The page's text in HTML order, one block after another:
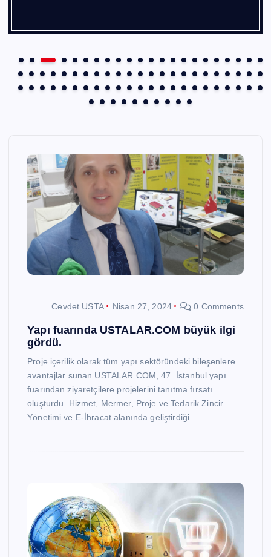
Cevdet USTA Nisan 27, 2024 0 Comments
Yapı fuarında USTALAR.COM büyük ilgi
gördü.
Proje içerilik olarak tüm yapı sektöründeki bileşenlere
avantajlar sunan USTALAR.COM, 47. İstanbul yapı
fuarından ziyaretçilere projelerini tanıtma fırsatı
oluşturdu. Hizmet, Mermer, Proje ve Tedarik Zincir
Yönetimi ve E-İhracat alanında geliştirdiği…